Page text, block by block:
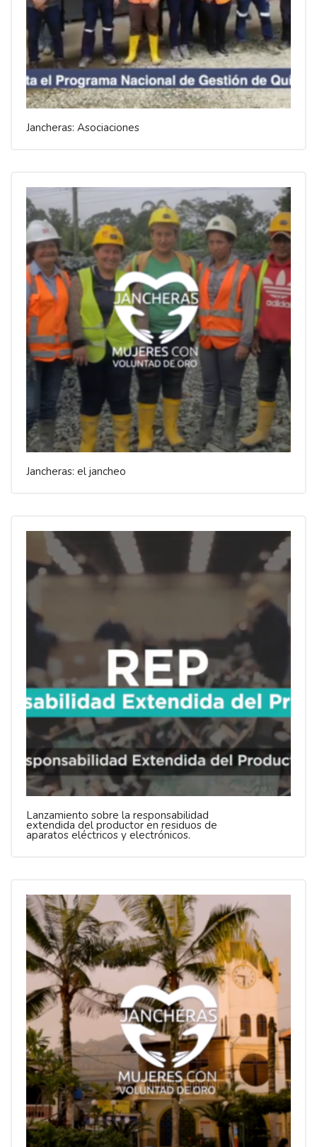
Jancheras: Asociaciones
Jancheras: el jancheo
Lanzamiento sobre la responsabilidad
extendida del productor en residuos de
aparatos eléctricos y electrónicos.